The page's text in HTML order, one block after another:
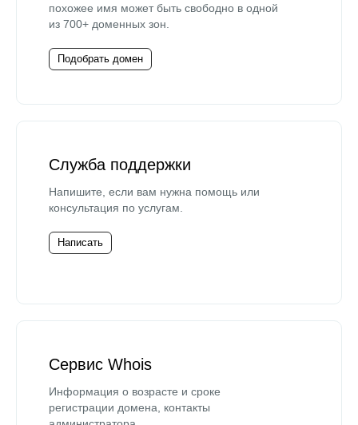
похожее имя может быть свободно в одной
из 700+ доменных зон.
Подобрать домен
Служба поддержки
Напишите, если вам нужна помощь или
консультация по услугам.
Написать
Сервис Whois
Информация о возрасте и сроке
регистрации домена, контакты